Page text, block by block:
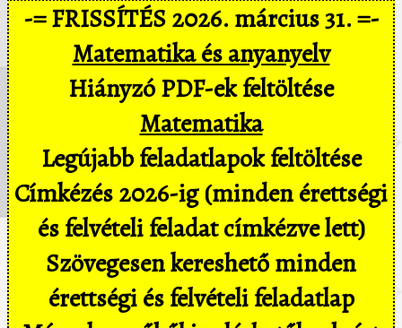
-= FRISSÍTÉS 2026. március 31. =-
Matematika és anyanyelv
Hiányzó PDF-ek feltöltése
Matematika
Legújabb feladatlapok feltöltése
Címkézés 2026-ig (minden érettségi
és felvételi feladat címkézve lett)
Szövegesen kereshető minden
érettségi és felvételi feladatlap